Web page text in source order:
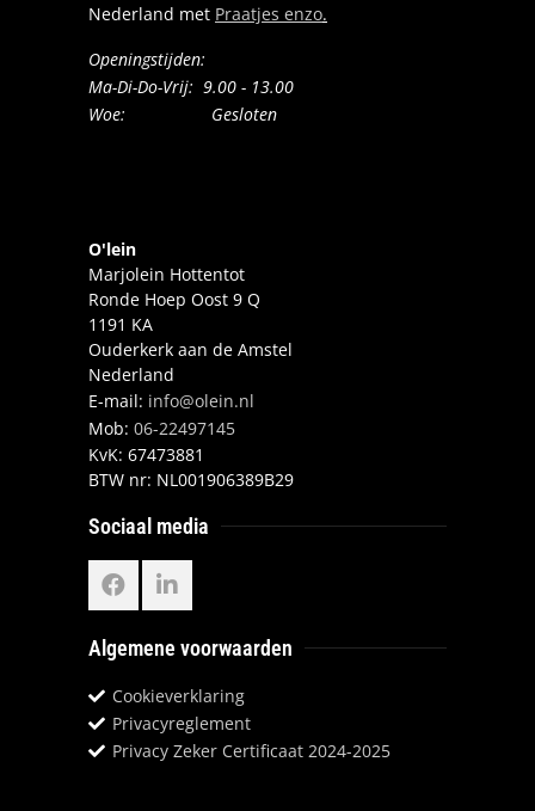
Nederland met Praatjes enzo.
Openingstijden:
Ma-Di-Do-Vrij: 9.00 - 13.00
Woe: Gesloten
O'lein
Marjolein Hottentot
Ronde Hoep Oost 9 Q
1191 KA
Ouderkerk aan de Amstel
Nederland
E-mail: info@olein.nl
Mob: 06-22497145
KvK: 67473881
BTW nr: NL001906389B29
Sociaal media
Algemene voorwaarden
Cookieverklaring
Privacyreglement
Privacy Zeker Certificaat 2024-2025